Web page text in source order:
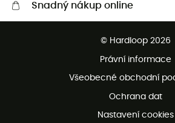
Snadný nákup online
Bezplatné vrácení do 100 dnů
Bezplatná zákaznická služba
© Hardloop 2026
Právní informace
Všeobecné obchodní
Ochrana dat
Nastavení cookies